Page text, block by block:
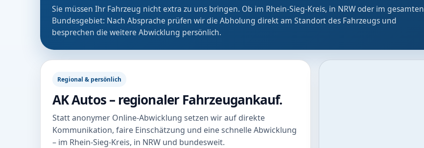
Sie müssen Ihr Fahrzeug nicht extra zu uns bringen. Ob im Rhein-Sieg-Kreis, in NRW oder im gesamten
Bundesgebiet: Nach Absprache prüfen wir die Abholung direkt am Standort des Fahrzeugs und
besprechen die weitere Abwicklung persönlich.
Regional & persönlich
AK Autos – regionaler Fahrzeugankauf.
Statt anonymer Online-Abwicklung setzen wir auf direkte
Kommunikation, faire Einschätzung und eine schnelle Abwicklung
– im Rhein-Sieg-Kreis, in NRW und bundesweit.